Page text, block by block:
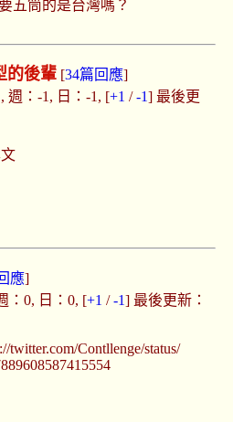
五筒的是台灣嗎？
的後輩[34篇回應]
週：-1, 日：-1, [+1 /-1] 最後更
應]
：0, 日：0, [+1 /-1] 最後更新：
twitter.com/Contllenge/status/